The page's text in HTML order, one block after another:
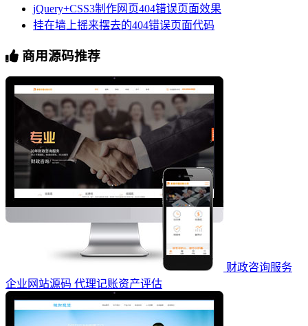
jQuery+CSS3制作网页404错误页面效果
挂在墙上摇来摆去的404错误页面代码
商用源码推荐
财政咨询服务
企业网站源码 代理记账资产评估